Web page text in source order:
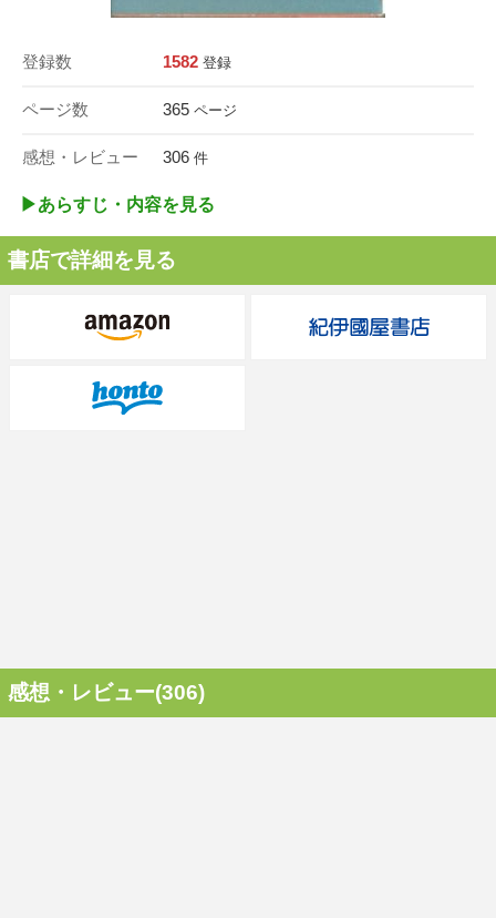
登録数 1582 登録
ページ数 365 ページ
感想・レビュー 306 件
▶︎あらすじ・内容を見る
書店で詳細を見る
感想・レビュー(306)